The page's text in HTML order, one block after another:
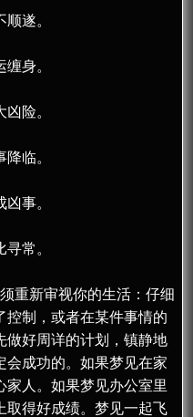
遂。
身。
险。
临。
事。
常。
重新审视你的生活：仔细
控制，或者在某件事情的
做好周详的计划，镇静地
会成功的。如果梦见在家
家人。如果梦见办公室里
取得好成绩。梦见一起飞